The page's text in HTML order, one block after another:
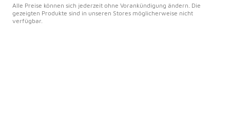
Alle Preise können sich jederzeit ohne Vorankündigung ändern. Die
gezeigten Produkte sind in unseren Stores möglicherweise nicht
verfügbar.